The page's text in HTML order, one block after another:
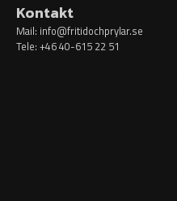
Kontakt
Mail: info@fritidochprylar.se
Tele: +46 40-615 22 51